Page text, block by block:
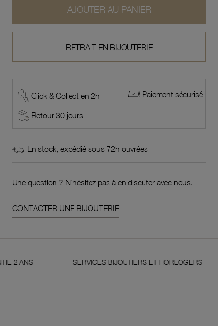
AJOUTER AU PANIER
RETRAIT EN BIJOUTERIE
Click & Collect en 2h Paiement sécurisé
Retour 30 jours
En stock, expédié sous 72h ouvrées
Une question ? N'hésitez pas à en discuter avec nous.
CONTACTER UNE BIJOUTERIE
SERVICES BIJOUTIERS ET HORLOGERS